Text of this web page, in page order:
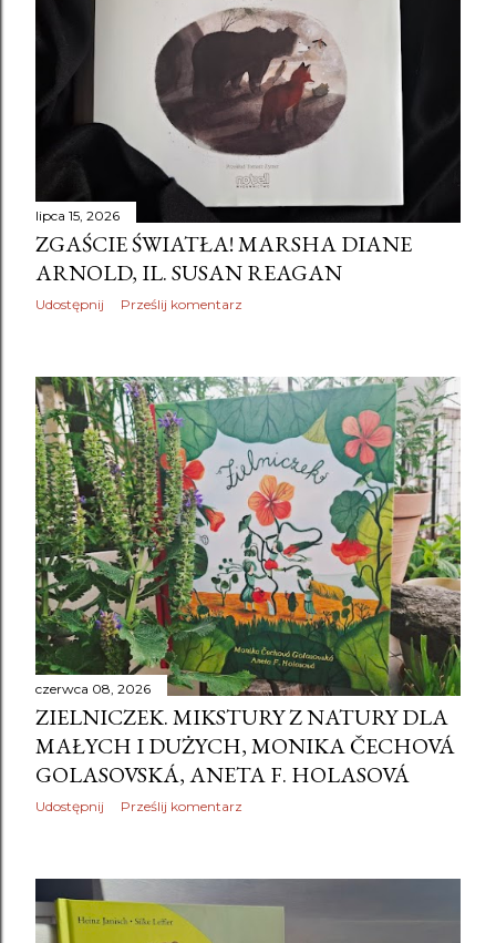
lipca 15, 2026
ZGAŚCIE ŚWIATŁA! MARSHA DIANE
ARNOLD, IL. SUSAN REAGAN
Udostępnij Prześlij komentarz
czerwca 08, 2026
ZIELNICZEK. MIKSTURY Z NATURY DLA
MAŁYCH I DUŻYCH, MONIKA ČECHOVÁ
GOLASOVSKÁ, ANETA F. HOLASOVÁ
Udostępnij Prześlij komentarz